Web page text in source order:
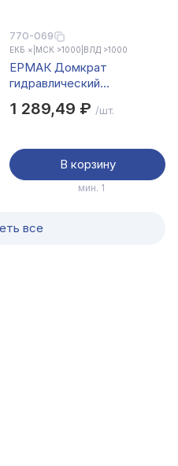
770-069
ЕКБ × МСК >1000 ВЛД >1000
ЕРМАК Домкрат
гидравлический
высота подъема 158-
1 289,49 ₽ /шт.
В корзину
мин. 1
все